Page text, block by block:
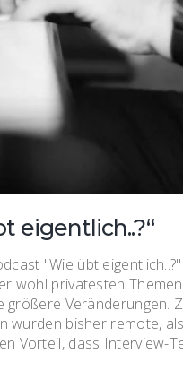
eigentlich..?“
"Wie übt
wohl privatesten
Veränderungen.
wurden bisher remote,
Vorteil, dass Interview-